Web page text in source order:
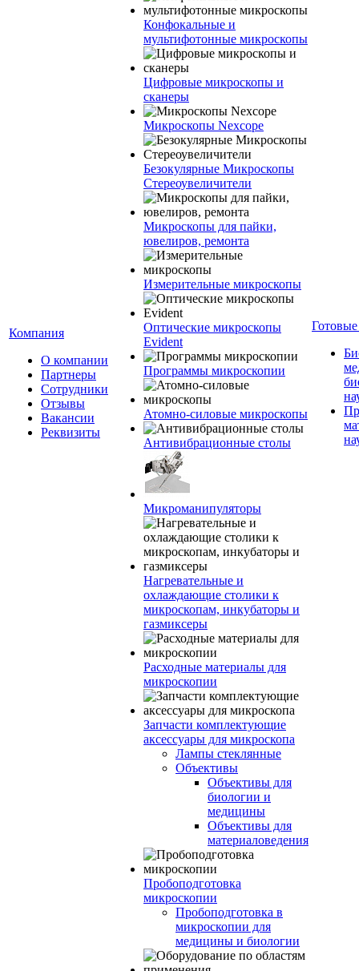
Компания
О компании
Партнеры
Сотрудники
Отзывы
Вакансии
Реквизиты
Конфокальные и
мультифотонные микроскопы
Цифровые микроскопы и
сканеры
Микроскопы Nexcope
Безокулярные Микроскопы
Стереоувеличители
Микроскопы для пайки,
ювелиров, ремонта
Измерительные микроскопы
Оптические микроскопы
Evident
Программы микроскопии
Атомно-силовые микроскопы
Антивибрационные столы
Микроманипуляторы
Нагревательные и
охлаждающие столики к
микроскопам, инкубаторы и
газмиксеры
Расходные материалы для
микроскопии
Запчасти комплектующие
аксессуары для микроскопа
Лампы стеклянные
Объективы
Объективы для
биологии и
медицины
Объективы для
материаловедения
Пробоподготовка
микроскопии
Пробоподготовка в
микроскопии для
медицины и биологии